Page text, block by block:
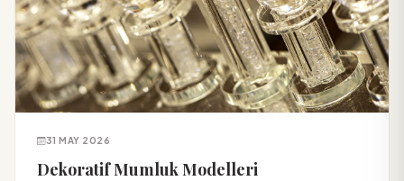
31 MAY 2026
Dekoratif Mumluk Modelleri